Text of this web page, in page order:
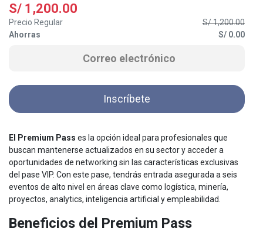
S/ 1,200.00
Precio Regular S/1,200.00
Ahorras
S/ 0.00
Inscríbete
El Premium Pass es la opción ideal para profesionales que
buscan mantenerse actualizados en su sector y acceder a
oportunidades de networking sin las características exclusivas
del pase VIP. Con este pase, tendrás entrada asegurada a seis
eventos de alto nivel en áreas clave como logística, minería,
proyectos, analytics, inteligencia artificial y empleabilidad.
Beneficios del Premium Pass